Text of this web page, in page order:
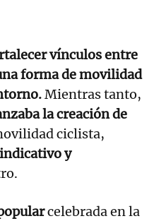
vínculos entre
forma de movilidad
Mientras tanto,
la creación de
ciclista,
y
celebrada en la